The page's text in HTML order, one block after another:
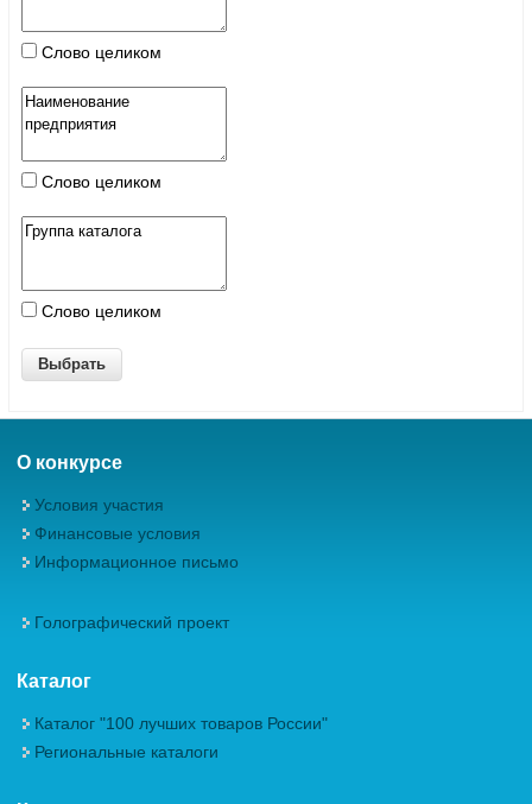
Слово целиком
Слово целиком
Слово целиком
О конкурсе
Условия участия
Финансовые условия
Информационное письмо
Голографический проект
Каталог
Каталог "100 лучших товаров России"
Региональные каталоги